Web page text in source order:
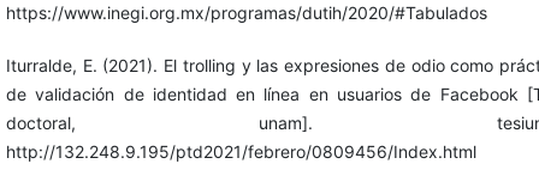
https://www.inegi.org.mx/programas/dutih/2020/#Tabulados
Iturralde, E. (2021). El trolling y las expresiones de odio como
de validación de identidad en línea en usuarios de Facebook
doctoral, unam].
http://132.248.9.195/ptd2021/febrero/0809456/Index.html